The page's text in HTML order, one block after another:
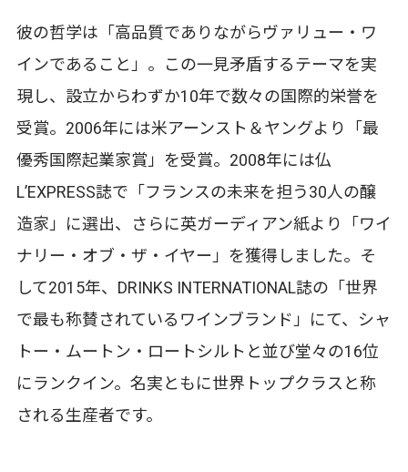
彼の哲学は「高品質でありながらヴァリュー・ワ
インであること」。この一見矛盾するテーマを実
現し、設立からわずか10年で数々の国際的栄誉を
受賞。2006年には米アーンスト＆ヤングより「最
優秀国際起業家賞」を受賞。2008年には仏
L’EXPRESS誌で「フランスの未来を担う30人の醸
造家」に選出、さらに英ガーディアン紙より「ワイ
ナリー・オブ・ザ・イヤー」を獲得しました。そ
して2015年、DRINKS INTERNATIONAL誌の「世界
で最も称賛されているワインブランド」にて、シャ
トー・ムートン・ロートシルトと並び堂々の16位
にランクイン。名実ともに世界トップクラスと称
される生産者です。